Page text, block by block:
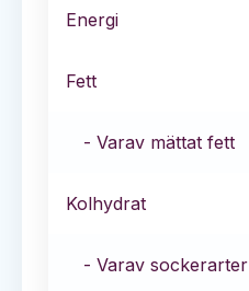
Energi
Fett
- Varav mättat fett
Kolhydrat
- Varav sockerarter